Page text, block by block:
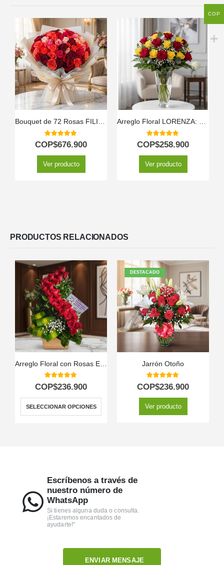
Bouquet de 72 Rosas FILIPPA: Un Espectáculo de Color Vibrante 🌹
5.00out of 5
COP$676.900
Ver producto
Arreglo Floral LORENZA: 24 Rosas Rojas y Amarillas Llenas de Vida ⚜️
5.00out of 5
COP$258.900
Ver producto
PRODUCTOS RELACIONADOS
5.00out of 5
COP$236.900
SELECCIONAR OPCIONES
DESTACADO
Jarrón Otoño
5.00out of 5
COP$236.900
Ver producto
Escríbenos a través de
nuestro número de
WhatsApp
Si tienes alguna duda o consulta.
¡Estaremos encantados de
ayudarte!"
ENVIAR MENSAJE
COP